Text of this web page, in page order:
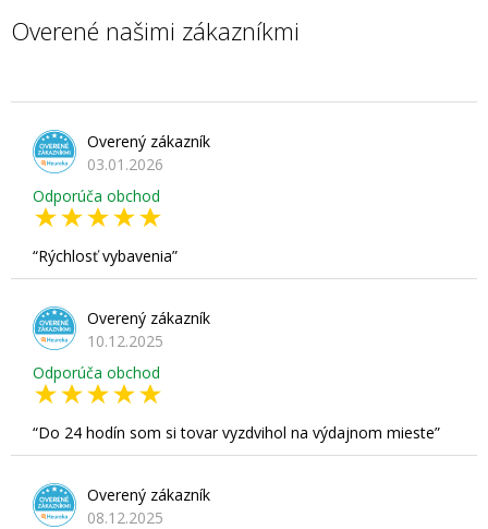
Overené našimi zákazníkmi
Overený zákazník
03.01.2026
Odporúča obchod
Rýchlosť vybavenia
Overený zákazník
10.12.2025
Odporúča obchod
Do 24 hodín som si tovar vyzdvihol na výdajnom mieste
Overený zákazník
08.12.2025